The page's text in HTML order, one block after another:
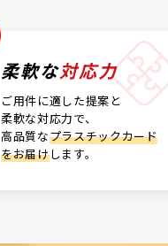
柔軟な対応力
ご用件に適した提案と
柔軟な対応力で、
高品質なプラスチックカード
をお届けします。